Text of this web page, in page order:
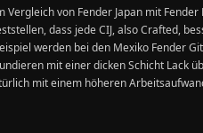
Vergleich von Fender Japan mit
dass jede CIJ, also Crafted,
werden bei den Mexiko Fender
mit einer dicken Schicht Lack
mit einem höheren